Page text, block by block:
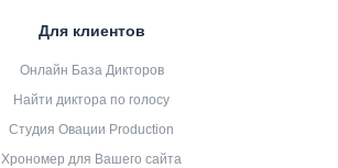
Для клиентов
Онлайн База Дикторов
Найти диктора по голосу
Студия Овации Production
Хрономер для Вашего сайта